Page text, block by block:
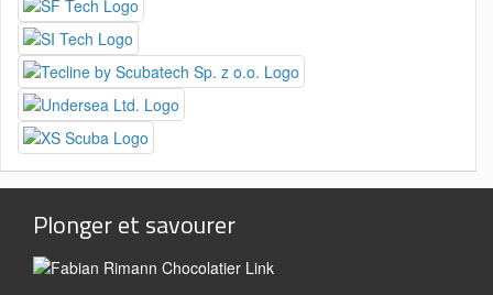
Plonger et savourer